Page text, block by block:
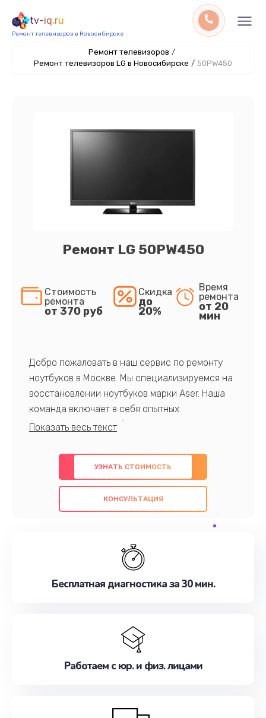
tv-iq.ru
Ремонт телевизоров в Новосибирске
Ремонт телевизоров /
Ремонт телевизоров LG в Новосибирске / 50PW450
Ремонт LG 50PW450
Стоимость
ремонта
от 370 руб
Скидка
до
20%
Время
ремонта
от 20
мин
Добро пожаловать в наш сервис по ремонту
ноутбуков в Москве. Мы специализируемся на
восстановлении ноутбуков марки Aser. Наша
команда включает в себя опытных
профессионалов с обширными знаниями и
предлагаем быстрый и качественный ремонт с
использованием оригинальных компонентов, а
также гарантируем качество всех
проведенных работ. Наша цель - предоставить
наилучшим образом. Не медлите записаться на
УЗНАТЬ СТОИМОСТЬ
КОНСУЛЬТАЦИЯ
Бесплатная диагностика за 30 мин.
Работаем с юр. и физ. лицами